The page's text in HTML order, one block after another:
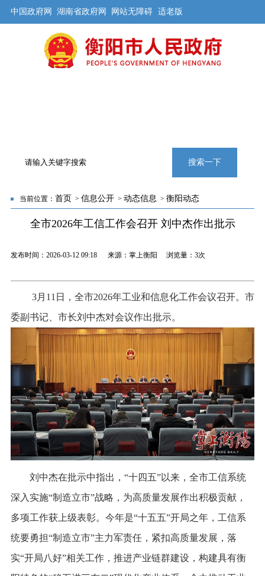
中国政府网 湖南省政府网 网站无障碍 适老版
搜索一下
当前位置： 首页 > 信息公开> 动态信息 > 衡阳动态
全市2026年工信工作会召开 刘中杰作出批示
发布时间：2026-03-12 09:18 来源：掌上衡阳 浏览量： 3次
3月11日，全市2026年工业和信息化工作会议召开。市
委副书记、市长刘中杰对会议作出批示。
刘中杰在批示中指出，“十四五”以来，全市工信系统
深入实施“制造立市”战略，为高质量发展作出积极贡献，
多项工作获上级表彰。今年是“十五五”开局之年，工信系
统要勇担“制造立市”主力军责任，紧扣高质量发展，落
实“开局八好”相关工作，推进产业链群建设，构建具有衡